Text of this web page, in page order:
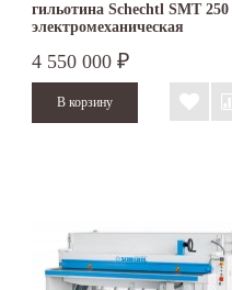
гильотина Schechtl SMT 250
электромеханическая
4 550 000 ₽